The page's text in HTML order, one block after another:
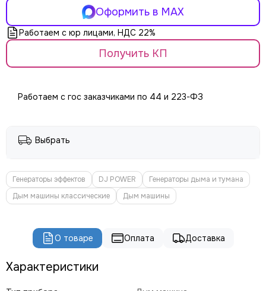
Neutron
NICOLAUDIE (SUNLITE)
NICOLAUDIE ARCHITECTURAL
OSRAM
PoleStar
PROLIGHTS
ShowLight
Silver Star
SmokeGENIE
STAGE4
STAGELighting
Stagemaker
Оформить в MAX
Работаем с юр лицами, НДС 22%
Получить КП
Работаем с гос заказчиками по 44 и 223-ФЗ
Выбрать
Генераторы эффектов DJ POWER
Генераторы дыма и тумана
Дым машины классические
Дым машины
О товаре Оплата Доставка
Характеристики